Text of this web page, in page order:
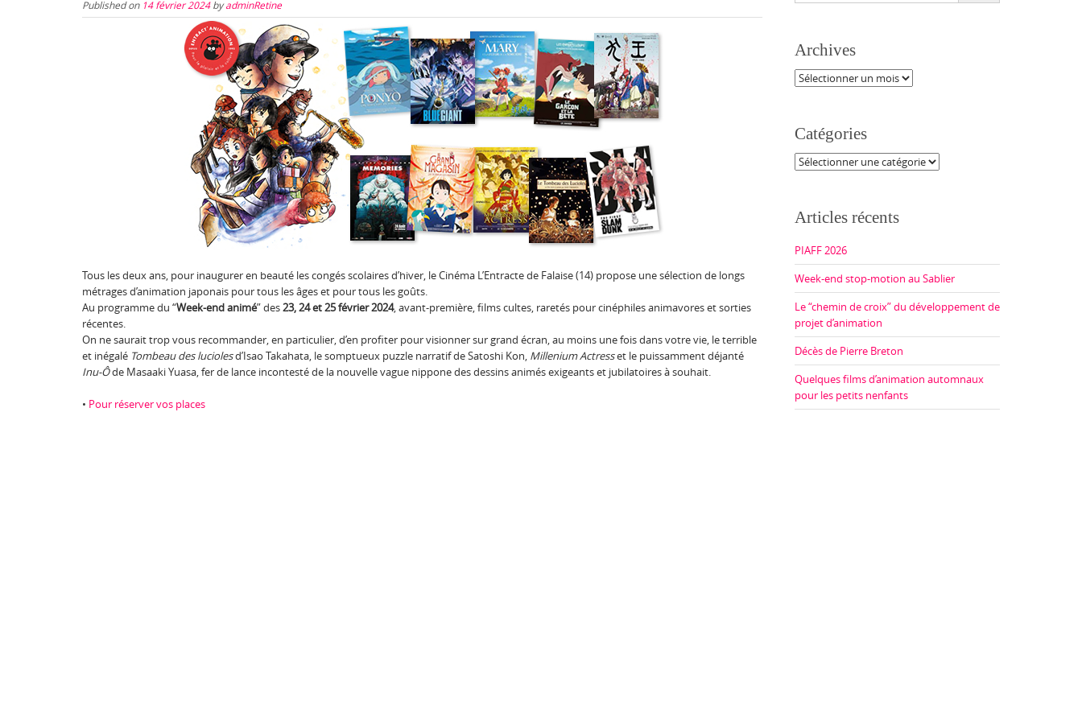
Published on 14 février 2024byadminRetine
Tous les deux ans, pour inaugurer en beauté les congés scolaires d’hiver, le Cinéma L’Entracte de Falaise (14) propose une sélection de longs
métrages d’animation japonais pour tous les âges et pour tous les goûts.
Au programme du “Week-end animé” des23, 24 et 25 février 2024, avant-première, films cultes, raretés pour cinéphiles animavores et sorties
récentes.
On ne saurait trop vous recommander, en particulier, d’en profiter pour visionner sur grand écran, au moins une fois dans votre vie, le terrible
et inégalé Tombeau des luciolesd’Isao Takahata, le somptueux puzzle narratif de Satoshi Kon, Millenium Actresset le puissamment déjanté
Inu-Ôde Masaaki Yuasa, fer de lance incontesté de la nouvelle vague nippone des dessins animés exigeants et jubilatoires à souhait.
• Pour réserver vos places
Archives
Archives
Catégories
Catégories
Articles récents
PIAFF 2026
Week-end stop-motion au Sablier
Le “chemin de croix” du développement de
projet d’animation
Décès de Pierre Breton
Quelques films d’animation automnaux
pour les petits nenfants